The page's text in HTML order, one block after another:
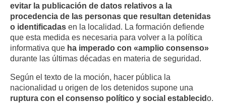
evitar la publicación de datos relativos a la
procedencia de las personas que resultan detenidas
o identificadas en la localidad. La formación defiende
que esta medida es necesaria para volver a la política
informativa que ha imperado con «amplio consenso»
durante las últimas décadas en materia de seguridad.
Según el texto de la moción, hacer pública la
nacionalidad u origen de los detenidos supone una
ruptura con el consenso político y social establecido.